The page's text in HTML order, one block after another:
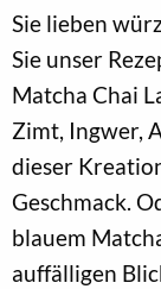
Sie lieben
Sie unser
Matcha Chai
Zimt, Ingwer,
dieser
Geschmack.
blauem
auffälligen